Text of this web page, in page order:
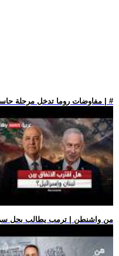
.. مفاوضات روما تدخل مرحلة حاسمة.. ولبنان يتمسك بشرطه الأول | #
.. من واشنطن | ترمب يطالب بحل